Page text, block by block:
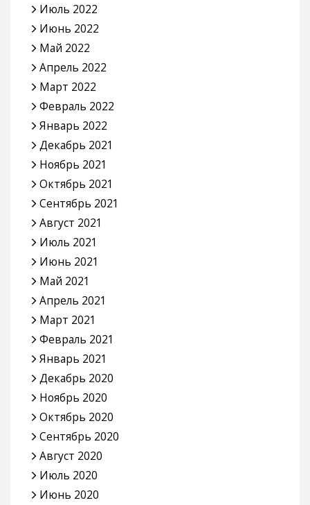
Июль 2022
Июнь 2022
Май 2022
Апрель 2022
Март 2022
Февраль 2022
Январь 2022
Декабрь 2021
Ноябрь 2021
Октябрь 2021
Сентябрь 2021
Август 2021
Июль 2021
Июнь 2021
Май 2021
Апрель 2021
Март 2021
Февраль 2021
Январь 2021
Декабрь 2020
Ноябрь 2020
Октябрь 2020
Сентябрь 2020
Август 2020
Июль 2020
Июнь 2020